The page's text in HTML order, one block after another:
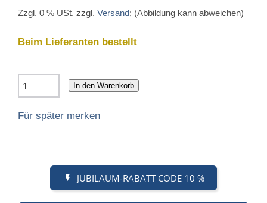
Zzgl. 0 % USt. zzgl. Versand; (Abbildung kann abweichen)
Beim Lieferanten bestellt
In den Warenkorb
Für später merken
JUBILÄUM-RABATT CODE 10 %